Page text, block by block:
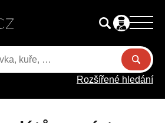
Rozšířené hledání